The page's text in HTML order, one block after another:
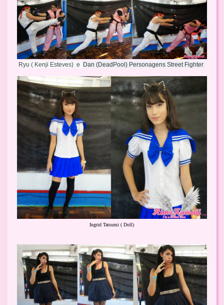
Ryu ( Kenji Esteves)  e Dan (DeadPool) Personagens Street Fighter
Ingrid Tatsumi ( Doll)